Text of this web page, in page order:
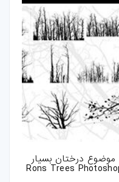
موضوع درختان بسیار